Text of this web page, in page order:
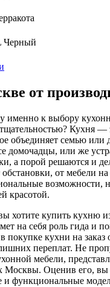
Черный
от
именно к выбору
Кухня —
объединяет семью или
домочадцы, или же
а порой решаются и
от мебели на
возможности,
красотой.
хотите купить кухню
на себя роль гида и
покупке кухни на заказ
переплат. Не
мебели,
Москвы. Оценив его, вы
и функциональные